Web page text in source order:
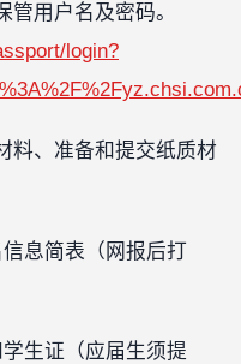
用户名及密码。
login?
料、准备和提交纸质材
信息简表（网报后打
生证（应届生须提